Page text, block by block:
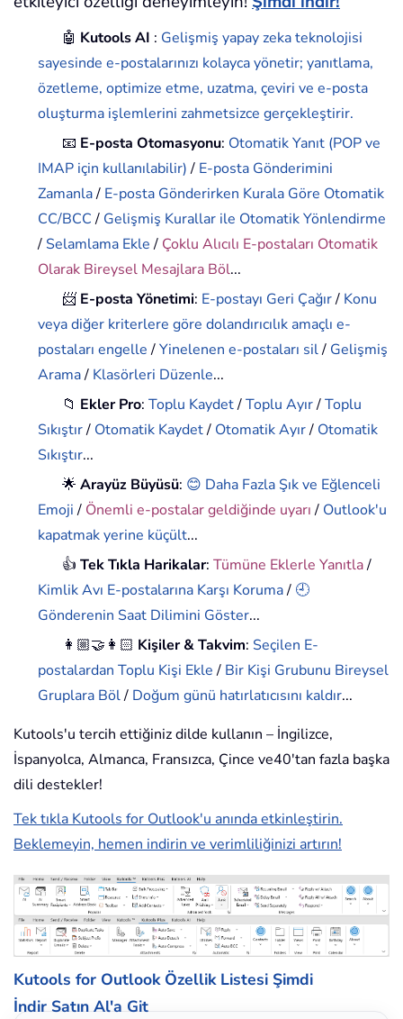
🤖 Kutools AI : Gelişmiş yapay zeka teknolojisi
sayesinde e-postalarınızı kolayca yönetir; yanıtlama,
özetleme, optimize etme, uzatma, çeviri ve e-posta
oluşturma işlemlerini zahmetsizce gerçekleştirir.
📧 E-posta Otomasyonu: Otomatik Yanıt (POP ve
IMAP için kullanılabilir)/ E-posta Gönderimini
Zamanla/ E-posta Gönderirken Kurala Göre Otomatik
CC/BCC/ Gelişmiş Kurallar ile Otomatik Yönlendirme
/ Selamlama Ekle/ Çoklu Alıcılı E-postaları Otomatik
Olarak Bireysel Mesajlara Böl...
📨 E-posta Yönetimi: E-postayı Geri Çağır/ Konu
veya diğer kriterlere göre dolandırıcılık amaçlı e-
postaları engelle/Yinelenen e-postaları sil/ Gelişmiş
Arama/ Klasörleri Düzenle...
📁 Ekler Pro:Toplu Kaydet/Toplu Ayır/Toplu
Sıkıştır/ Otomatik Kaydet/ Otomatik Ayır/ Otomatik
Sıkıştır...
🌟Arayüz Büyüsü: 😊 Daha Fazla Şık ve Eğlenceli
Emoji/ Önemli e-postalar geldiğinde uyarı/ Outlook'u
kapatmak yerine küçült...
👍Tek Tıkla Harikalar:Tümüne Eklerle Yanıtla/
Kimlik Avı E-postalarına Karşı Koruma/ 🕘
Gönderenin Saat Dilimini Göster...
👩🏼‍🤝‍👩🏻 Kişiler & Takvim: Seçilen E-
postalardan Toplu Kişi Ekle/ Bir Kişi Grubunu Bireysel
Gruplara Böl/ Doğum günü hatırlatıcısını kaldır...
Kutools'u tercih ettiğiniz dilde kullanın – İngilizce,
İspanyolca, Almanca, Fransızca, Çince ve40'tan fazla başka
dili destekler!
Tek tıkla Kutools for Outlook'u anında etkinleştirin.
Beklemeyin, hemen indirin ve verimliliğinizi artırın!
Kutools for Outlook Özellik Listesi Şimdi
İndir Satın Al'a Git